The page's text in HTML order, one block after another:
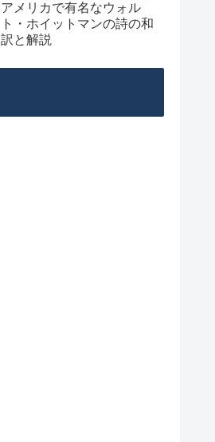
アメリカで有名なウォル
ト・ホイットマンの詩の和
訳と解説